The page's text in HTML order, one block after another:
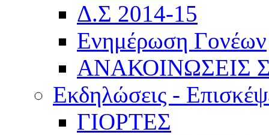
Δ.Σ 2014-15
Ενημέρωση Γονέων
ΑΝΑΚΟΙΝΩΣΕΙΣ
Εκδηλώσεις -
ΓΙΟΡΤΕΣ